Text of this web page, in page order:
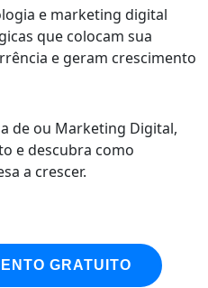
e marketing digital
que colocam sua
e geram crescimento
de ou Marketing Digital,
e descubra como
a crescer.
GRATUITO